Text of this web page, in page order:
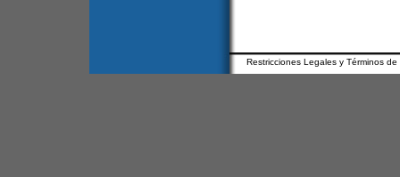
Restricciones Legales y Términos de